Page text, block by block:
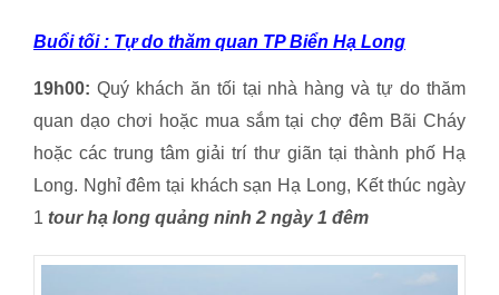
Buổi tối : Tự do thăm quan TP Biển Hạ Long
19h00: Quý khách ăn tối tại nhà hàng và tự do thăm
quan dạo chơi hoặc mua sắm tại chợ đêm Bãi Cháy
hoặc các trung tâm giải trí thư giãn tại thành phố Hạ
Long. Nghỉ đêm tại khách sạn Hạ Long, Kết thúc ngày
1 tour hạ long quảng ninh 2 ngày 1 đêm